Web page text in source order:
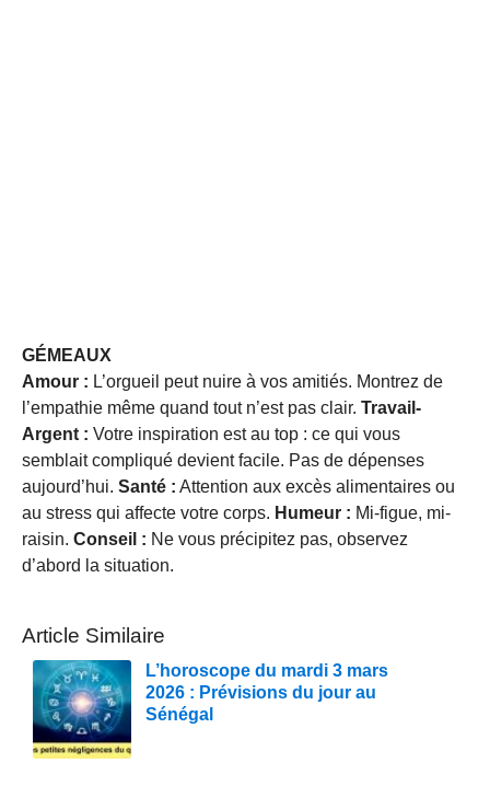
GÉMEAUX
Amour : L’orgueil peut nuire à vos amitiés. Montrez de
l’empathie même quand tout n’est pas clair. Travail-
Argent : Votre inspiration est au top : ce qui vous
semblait compliqué devient facile. Pas de dépenses
aujourd’hui. Santé : Attention aux excès alimentaires ou
au stress qui affecte votre corps. Humeur : Mi-figue, mi-
raisin. Conseil : Ne vous précipitez pas, observez
d’abord la situation.
Article Similaire
L’horoscope du mardi 3 mars
2026 : Prévisions du jour au
Sénégal